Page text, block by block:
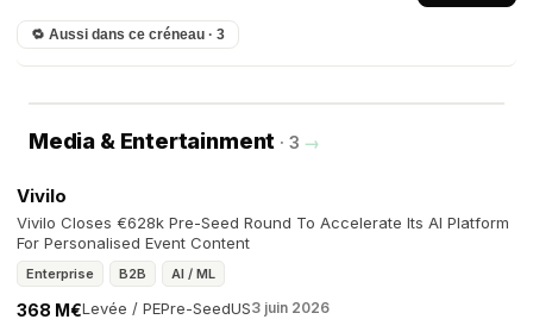
🔁 Aussi dans ce créneau · 3
Media & Entertainment · 3 →
Vivilo
Vivilo Closes €628k Pre-Seed Round To Accelerate Its AI Platform
For Personalised Event Content
Enterprise B2B AI / ML
Levée / PE
368 M€ Pre-SeedUS3 juin 2026